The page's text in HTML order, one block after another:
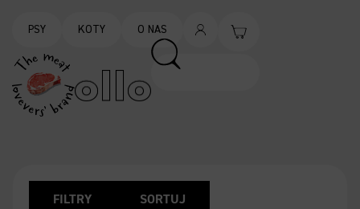
PSY KOTY O NAS
FILTRY SORTUJ